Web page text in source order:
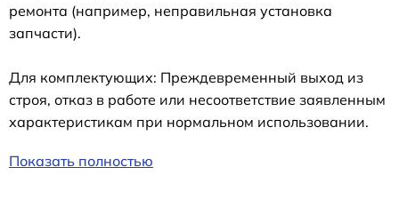
ремонта (например, неправильная установка
запчасти).
Для комплектующих: Преждевременный выход из
строя, отказ в работе или несоответствие заявленным
характеристикам при нормальном использовании.
Показать полностью